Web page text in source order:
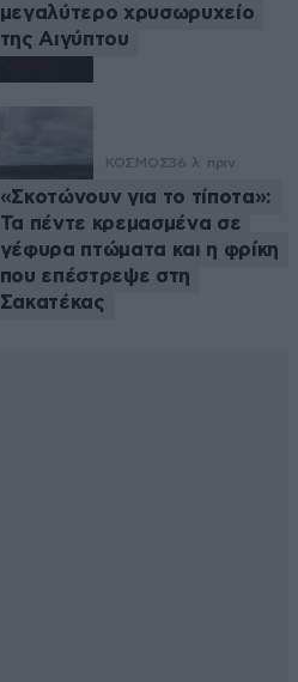
μεγαλύτερο χρυσωρυχείο
της Αιγύπτου
ΚΟΣΜΟΣ36 λ. πριν
«Σκοτώνουν για το τίποτα»:
Τα πέντε κρεμασμένα σε
γέφυρα πτώματα και η φρίκη
που επέστρεψε στη
Σακατέκας